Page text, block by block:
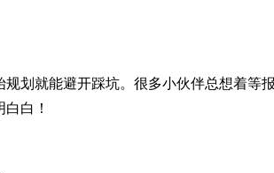
划就能避开踩坑。很多小伙伴总想着
白！